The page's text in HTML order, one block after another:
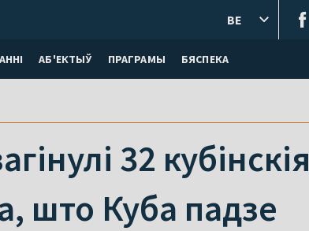
АБ'ЕКТЫЎ ПРАГРАМЫ БЯСПЕКА
BE
32 кубінскія
што Куба падзе